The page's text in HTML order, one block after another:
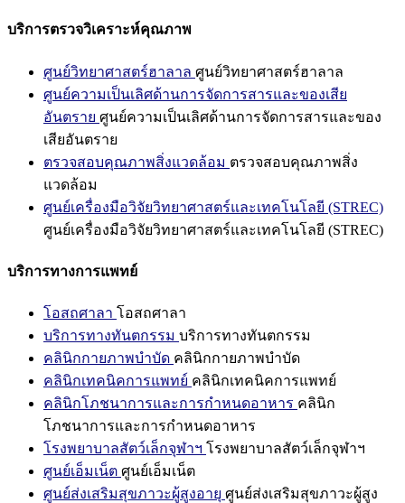
บริการตรวจวิเคราะห์คุณภาพ
ศูนย์วิทยาศาสตร์ฮาลาล ศูนย์วิทยาศาสตร์ฮาลาล
ศูนย์ความเป็นเลิศด้านการจัดการสารและของเสีย
อันตราย ศูนย์ความเป็นเลิศด้านการจัดการสารและของ
เสียอันตราย
ตรวจสอบคุณภาพสิ่งแวดล้อม ตรวจสอบคุณภาพสิ่ง
แวดล้อม
ศูนย์เครื่องมือวิจัยวิทยาศาสตร์และเทคโนโลยี (STREC)
ศูนย์เครื่องมือวิจัยวิทยาศาสตร์และเทคโนโลยี (STREC)
บริการทางการแพทย์
โอสถศาลา โอสถศาลา
บริการทางทันตกรรม บริการทางทันตกรรม
คลินิกกายภาพบำบัด คลินิกกายภาพบำบัด
คลินิกเทคนิคการแพทย์ คลินิกเทคนิคการแพทย์
คลินิกโภชนาการและการกำหนดอาหาร คลินิก
โภชนาการและการกำหนดอาหาร
โรงพยาบาลสัตว์เล็กจุฬาฯ โรงพยาบาลสัตว์เล็กจุฬาฯ
ศูนย์เอ็มเน็ต ศูนย์เอ็มเน็ต
ศูนย์ส่งเสริมสุขภาวะผู้สูงอายุ ศูนย์ส่งเสริมสุขภาวะผู้สูง